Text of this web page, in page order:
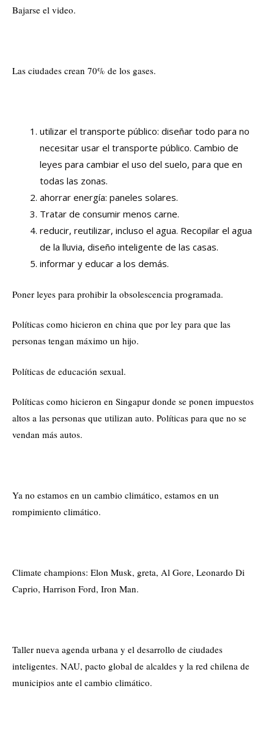
Bajarse el video.
Las ciudades crean 70% de los gases.
utilizar el transporte público: diseñar todo para no
necesitar usar el transporte público. Cambio de
leyes para cambiar el uso del suelo, para que en
todas las zonas.
ahorrar energía: paneles solares.
Tratar de consumir menos carne.
reducir, reutilizar, incluso el agua. Recopilar el agua
de la lluvia, diseño inteligente de las casas.
informar y educar a los demás.
Poner leyes para prohibir la obsolescencia programada.
Políticas como hicieron en china que por ley para que las
personas tengan máximo un hijo.
Políticas de educación sexual.
Políticas como hicieron en Singapur donde se ponen impuestos
altos a las personas que utilizan auto. Políticas para que no se
vendan más autos.
Ya no estamos en un cambio climático, estamos en un
rompimiento climático.
Climate champions: Elon Musk, greta, Al Gore, Leonardo Di
Caprio, Harrison Ford, Iron Man.
Taller nueva agenda urbana y el desarrollo de ciudades
inteligentes. NAU, pacto global de alcaldes y la red chilena de
municipios ante el cambio climático.